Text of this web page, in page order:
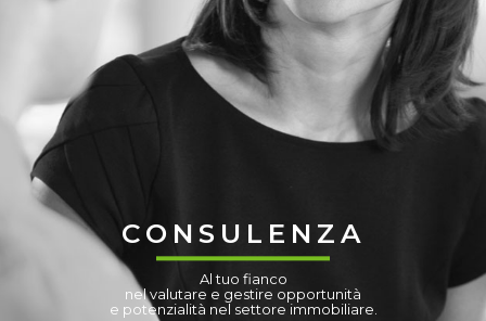
CONSULENZA
Al tuo fianco
nel valutare e gestire opportunità
e potenzialità nel settore immobiliare.